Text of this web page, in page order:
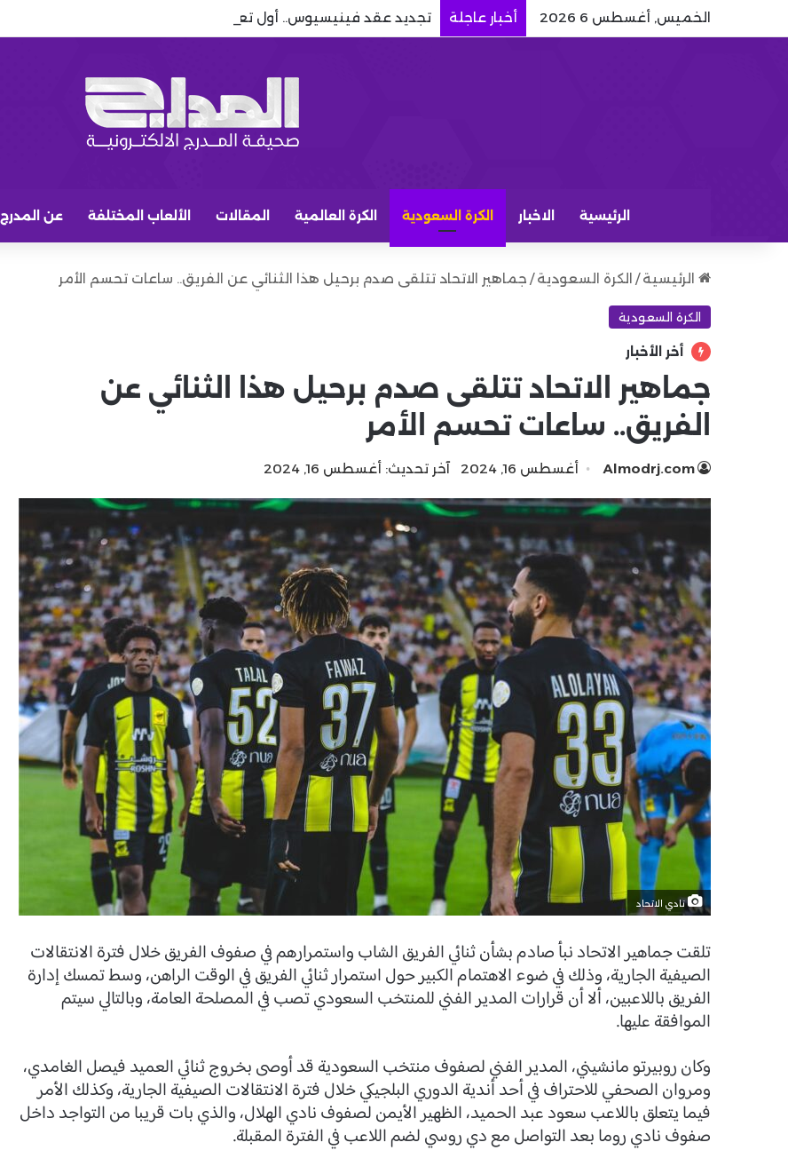
الخميس, أغسطس 6 2026 أخبار عاجلة تجديد عقد فينيسيوس.. أول تعليق بعد نهاية مسلسل رحيله
الرئيسية الاخبار الكرة السعودية الكرة العالمية المقالات الألعاب المختلفة عن المدرج
الرئيسية / الكرة السعودية / جماهير الاتحاد تتلقى صدم برحيل هذا الثنائي عن الفريق.. ساعات تحسم الأمر
الكرة السعودية
أخر الأخبار
جماهير الاتحاد تتلقى صدم برحيل هذا الثنائي عن
الفريق.. ساعات تحسم الأمر
Almodrj.com أغسطس 16, 2024 آخر تحديث: أغسطس 16, 2024
نادي الاتحاد
تلقت جماهير الاتحاد نبأ صادم بشأن ثنائي الفريق الشاب واستمرارهم في صفوف الفريق خلال فترة الانتقالات
الصيفية الجارية، وذلك في ضوء الاهتمام الكبير حول استمرار ثنائي الفريق في الوقت الراهن، وسط تمسك إدارة
الفريق باللاعبين، ألا أن قرارات المدير الفني للمنتخب السعودي تصب في المصلحة العامة، وبالتالي سيتم
الموافقة عليها.
وكان روبيرتو مانشيني، المدير الفني لصفوف منتخب السعودية قد أوصى بخروج ثنائي العميد فيصل الغامدي،
ومروان الصحفي للاحتراف في أحد أندية الدوري البلجيكي خلال فترة الانتقالات الصيفية الجارية، وكذلك الأمر
فيما يتعلق باللاعب سعود عبد الحميد، الظهير الأيمن لصفوف نادي الهلال، والذي بات قريبا من التواجد داخل
صفوف نادي روما بعد التواصل مع دي روسي لضم اللاعب في الفترة المقبلة.